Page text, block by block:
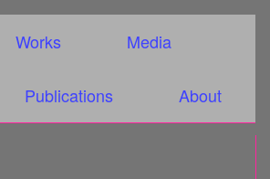
content
content
Works Media
Publications About